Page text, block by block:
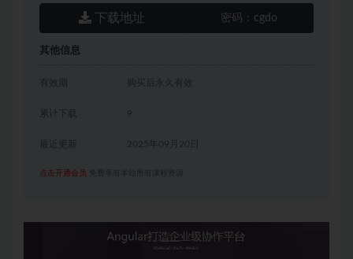
下载地址 密码： cgdo
其他信息
有效期 购买后永久有效
累计下载 9
2025年09月20日
点击开通会员 免费享有本站所有课程资源